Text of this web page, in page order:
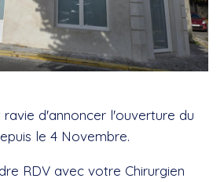
ravie d'annoncer l'ouverture du
le 4 Novembre.
RDV avec votre Chirurgien